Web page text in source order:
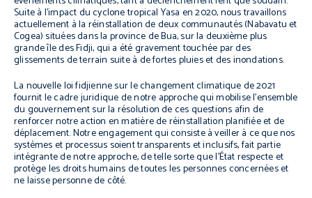
Suite à l’impact du cyclone tropical Yasa en 2020, nous travaillons
actuellement à la réinstallation de deux communautés (Nabavatu et
Cogea) situées dans la province de Bua, sur la deuxième plus
grande île des Fidji, qui a été gravement touchée par des
glissements de terrain suite à de fortes pluies et des inondations.
La nouvelle loi fidjienne sur le changement climatique de 2021
fournit le cadre juridique de notre approche qui mobilise l’ensemble
du gouvernement sur la résolution de ces questions afin de
renforcer notre action en matière de réinstallation planifiée et de
déplacement. Notre engagement qui consiste à veiller à ce que nos
systèmes et processus soient transparents et inclusifs, fait partie
intégrante de notre approche, de telle sorte que l’État respecte et
protège les droits humains de toutes les personnes concernées et
ne laisse personne de côté.